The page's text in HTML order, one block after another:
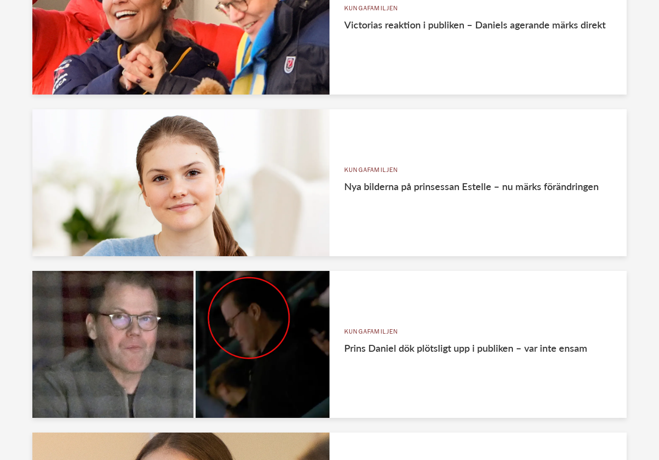
KUNGAFAMILJEN
Victorias reaktion i publiken – Daniels agerande märks direkt
KUNGAFAMILJEN
Nya bilderna på prinsessan Estelle – nu märks förändringen
KUNGAFAMILJEN
Prins Daniel dök plötsligt upp i publiken – var inte ensam